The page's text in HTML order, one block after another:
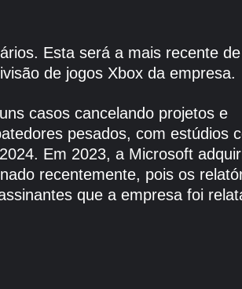
Esta será a mais recente
de jogos Xbox da empresa.
casos cancelando projetos e
pesados, com estúdios
Em 2023, a Microsoft
recentemente, pois os
que a empresa foi